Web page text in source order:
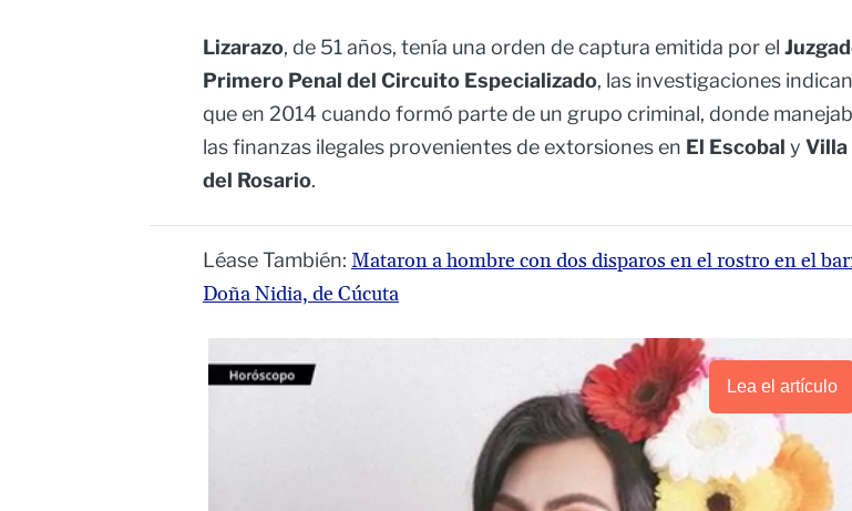
Lizarazo, de 51 años, tenía una orden de captura emitida por el
Primero Penal del Circuito Especializado, las investigaciones indican
que en 2014 cuando formó parte de un grupo criminal, donde
las finanzas ilegales provenientes de extorsiones en El Escobal y Villa
del Rosario.
Léase También: Mataron a hombre con dos disparos en el rostro en el
Doña Nidia, de Cúcuta
Lea el artículo